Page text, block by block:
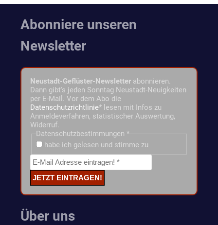
Abonniere unseren
Newsletter
Neustadt-Geflüster-Newsletter abonnieren.
Dann gibt's jeden Sonntag Neustadt-Neuigkeiten
per E-Mail. Vor dem Abo die
Datenschutzrichtlinie* lesen mit Infos zu
Anmeldeverfahren, statistischer Auswertung,
Widerruf.
Datenschutzbestimmungen *
habe ich gelesen und stimme zu
Über uns